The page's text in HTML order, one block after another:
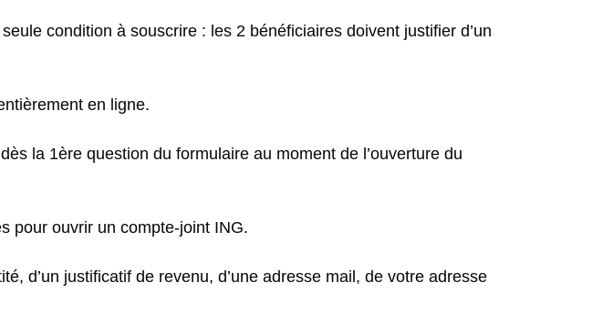
condition à souscrire : les 2 bénéficiaires doivent justifier d’un
en ligne.
la 1ère question du formulaire au moment de l’ouverture du
pour ouvrir un compte-joint ING.
d’un justificatif de revenu, d’une adresse mail, de votre adresse